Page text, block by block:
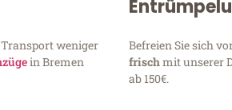
weniger
in Bremen
Befreien Sie sich
frischmit unserer
ab 150€.